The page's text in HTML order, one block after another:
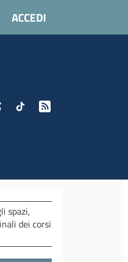
ACCEDI
spazi,
dei corsi